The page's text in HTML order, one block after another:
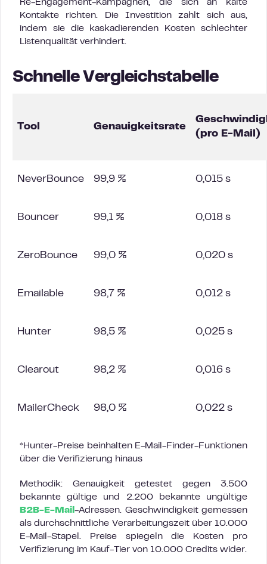
Re-Engagement-Kampagnen, die sich an kalte
Kontakte richten. Die Investition zahlt sich aus,
indem sie die kaskadierenden Kosten schlechter
Listenqualität verhindert.
Schnelle Vergleichstabelle
Tool Genauigkeitsrate
(pro E-Mail)
NeverBounce 99,9 % 0,015 s
Bouncer 99,1 % 0,018 s
ZeroBounce 99,0 % 0,020 s
Emailable 98,7 % 0,012 s
Hunter 98,5 % 0,025 s
Clearout 98,2 % 0,016 s
MailerCheck 98,0 % 0,022 s
*Hunter-Preise beinhalten E-Mail-Finder-Funktionen
über die Verifizierung hinaus
Methodik: Genauigkeit getestet gegen 3.500
bekannte gültige und 2.200 bekannte ungültige
B2B-E-Mail -Adressen. Geschwindigkeit gemessen
als durchschnittliche Verarbeitungszeit über 10.000
E-Mail-Stapel. Preise spiegeln die Kosten pro
Verifizierung im Kauf-Tier von 10.000 Credits wider.